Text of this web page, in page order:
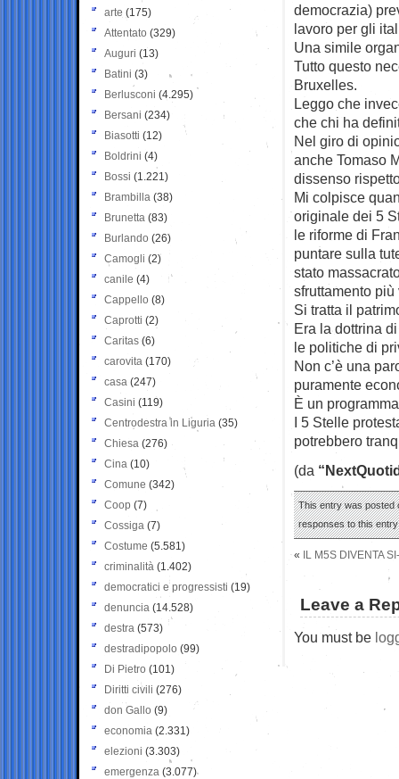
democrazia)
lavoro per gli
Una simile
Tutto questo
Bruxelles.
Leggo che
che chi ha
Nel giro di
anche Tomaso
dissenso
Mi colpisce
originale dei 5
le riforme di
puntare sulla
stato
sfruttamento più
Si tratta il
Era la dottrina
le politiche di
Non c’è una
puramente
È un
I 5 Stelle
potrebbero
(da
This entry was posted
responses to this
« IL M5S DIVENTA
Leave a
You must be
arte (175)
Attentato (329)
Auguri (13)
Batini (3)
Berlusconi (4.295)
Bersani (234)
Biasotti (12)
Boldrini (4)
Bossi (1.221)
Brambilla (38)
Brunetta (83)
Burlando (26)
Camogli (2)
canile (4)
Cappello (8)
Caprotti (2)
Caritas (6)
carovita (170)
casa (247)
Casini (119)
Centrodestra in Liguria (35)
Chiesa (276)
Cina (10)
Comune (342)
Coop (7)
Cossiga (7)
Costume (5.581)
criminalità (1.402)
democratici e progressisti (19)
denuncia (14.528)
destra (573)
destradipopolo (99)
Di Pietro (101)
Diritti civili (276)
don Gallo (9)
economia (2.331)
elezioni (3.303)
emergenza (3.077)